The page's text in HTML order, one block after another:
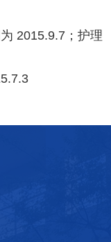
2015.9.7；护理